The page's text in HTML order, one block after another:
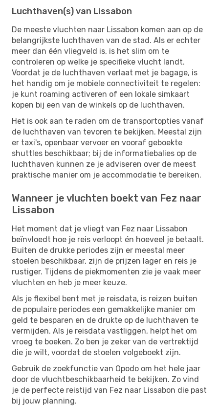
Luchthaven(s) van Lissabon
De meeste vluchten naar Lissabon komen aan op de
belangrijkste luchthaven van de stad. Als er echter
meer dan één vliegveld is, is het slim om te
controleren op welke je specifieke vlucht landt.
Voordat je de luchthaven verlaat met je bagage, is
het handig om je mobiele connectiviteit te regelen:
je kunt roaming activeren of een lokale simkaart
kopen bij een van de winkels op de luchthaven.
Het is ook aan te raden om de transportopties vanaf
de luchthaven van tevoren te bekijken. Meestal zijn
er taxi's, openbaar vervoer en vooraf geboekte
shuttles beschikbaar; bij de informatiebalies op de
luchthaven kunnen ze je adviseren over de meest
praktische manier om je accommodatie te bereiken.
Wanneer je vluchten boekt van Fez naar
Lissabon
Het moment dat je vliegt van Fez naar Lissabon
beïnvloedt hoe je reis verloopt én hoeveel je betaalt.
Buiten de drukke periodes zijn er meestal meer
stoelen beschikbaar, zijn de prijzen lager en reis je
rustiger. Tijdens de piekmomenten zie je vaak meer
vluchten en heb je meer keuze.
Als je flexibel bent met je reisdata, is reizen buiten
de populaire periodes een gemakkelijke manier om
geld te besparen en de drukte op de luchthaven te
vermijden. Als je reisdata vastliggen, helpt het om
vroeg te boeken. Zo ben je zeker van de vertrektijd
die je wilt, voordat de stoelen volgeboekt zijn.
Gebruik de zoekfunctie van Opodo om het hele jaar
door de vluchtbeschikbaarheid te bekijken. Zo vind
je de perfecte reistijd van Fez naar Lissabon die past
bij jouw planning.